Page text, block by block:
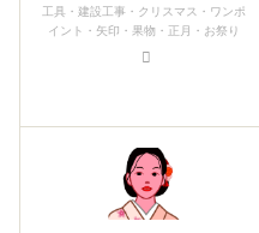
工具・建設工事・クリスマス・ワンポ
イント・矢印・果物・正月・お祭り